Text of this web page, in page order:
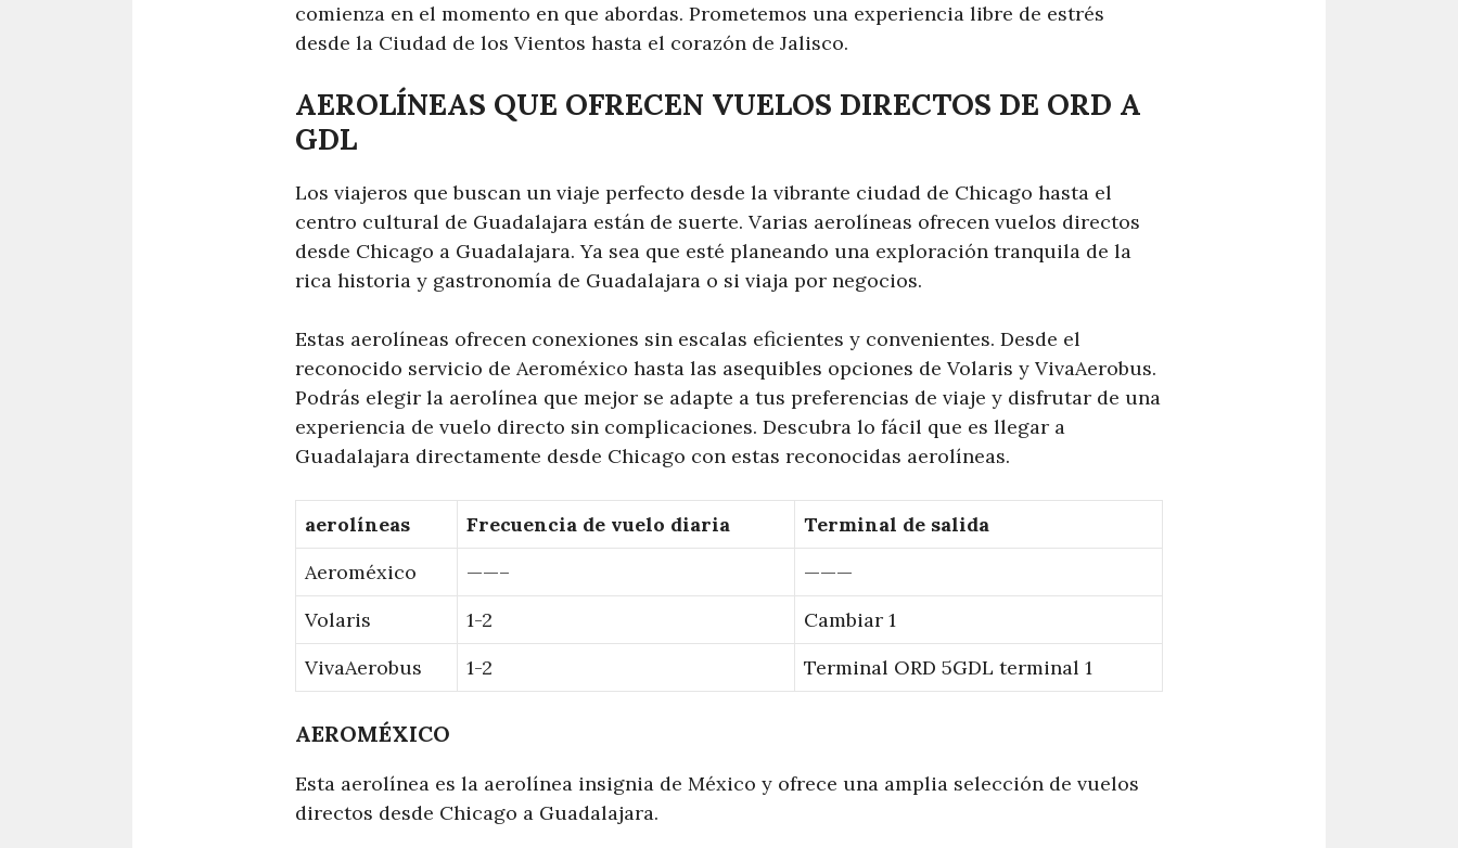
comienza en el momento en que abordas. Prometemos una experiencia libre de estrés
desde la Ciudad de los Vientos hasta el corazón de Jalisco.
AEROLÍNEAS QUE OFRECEN VUELOS DIRECTOS DE ORD A
GDL
Los viajeros que buscan un viaje perfecto desde la vibrante ciudad de Chicago hasta el
centro cultural de Guadalajara están de suerte. Varias aerolíneas ofrecen vuelos directos
desde Chicago a Guadalajara. Ya sea que esté planeando una exploración tranquila de la
rica historia y gastronomía de Guadalajara o si viaja por negocios.
Estas aerolíneas ofrecen conexiones sin escalas eficientes y convenientes. Desde el
reconocido servicio de Aeroméxico hasta las asequibles opciones de Volaris y VivaAerobus.
Podrás elegir la aerolínea que mejor se adapte a tus preferencias de viaje y disfrutar de una
experiencia de vuelo directo sin complicaciones. Descubra lo fácil que es llegar a
Guadalajara directamente desde Chicago con estas reconocidas aerolíneas.
aerolíneas Frecuencia de vuelo diaria
Terminal de salida
Aeroméxico
——–
———
Volaris
1-2
Cambiar 1
VivaAerobus
1-2 Terminal ORD 5GDL terminal 1
AEROMÉXICO
Esta aerolínea es la aerolínea insignia de México y ofrece una amplia selección de vuelos
directos desde Chicago a Guadalajara.